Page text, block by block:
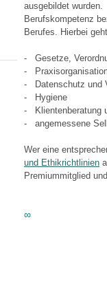
ausgebildet wurden.
Berufskompetenz
Berufes. Hierbei
- Gesetze,
-
- Datenschutz und
- Hygiene
- Klientenberatung
- angemessene
Wer eine
und Ethikrichtlinien
Premiummitglied
∞